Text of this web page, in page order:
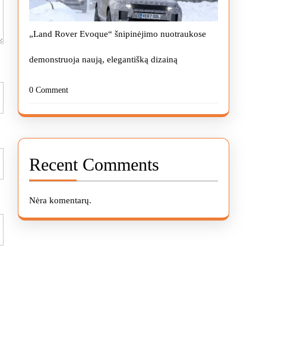
„Land Rover Evoque“ šnipinėjimo nuotraukose
demonstruoja naują, elegantišką dizainą
0 Comment
Recent Comments
Nėra komentarų.